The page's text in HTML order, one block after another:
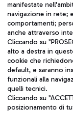
manifestate
navigazione in rete;
comportamenti;
anche attraverso
Cliccando su
alto a destra in
cookie che
default, e saranno
funzionali alla
quelli tecnici.
Cliccando su
posizionamento di